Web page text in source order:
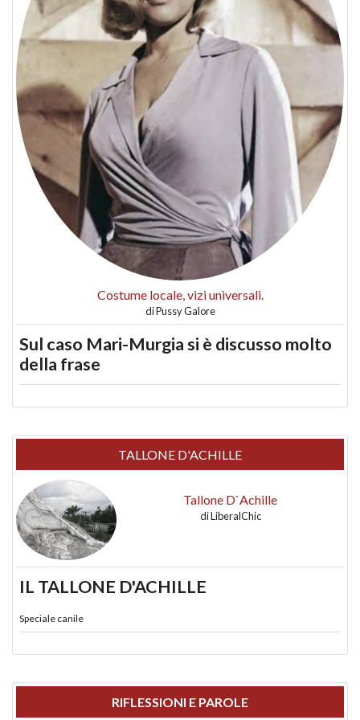
Costume locale, vizi universali.
diPussy Galore
Sul caso Mari-Murgia si è discusso molto
della frase
TALLONE D'ACHILLE
Tallone D`Achille
diLiberalChic
IL TALLONE D'ACHILLE
Speciale canile
RIFLESSIONI E PAROLE